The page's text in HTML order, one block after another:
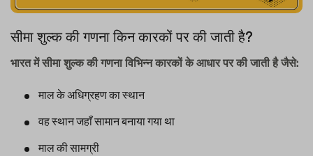
सीमा शुल्क की गणना किन कारकों पर की जाती है?
भारत में सीमा शुल्क की गणना विभिन्न कारकों के आधार पर की जाती है जैसे:
माल के अधिग्रहण का स्थान
वह स्थान जहाँ सामान बनाया गया था
माल की सामग्री